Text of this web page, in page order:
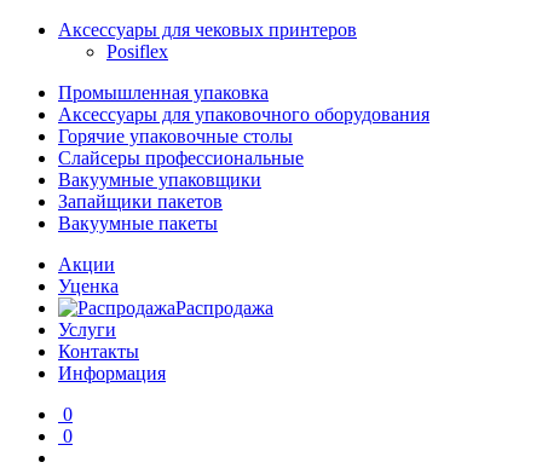
Аксессуары для чековых принтеров
Posiflex
Промышленная упаковка
Аксессуары для упаковочного оборудования
Горячие упаковочные столы
Слайсеры профессиональные
Вакуумные упаковщики
Запайщики пакетов
Вакуумные пакеты
Акции
Уценка
Распродажа
Услуги
Контакты
Информация
0
0